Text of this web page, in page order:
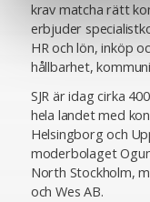
krav matcha rätt
erbjuder
HR och lön, inköp
hållbarhet,
SJR är idag cirka
hela landet med
Helsingborg och
moderbolaget
North Stockholm,
och Wes AB.